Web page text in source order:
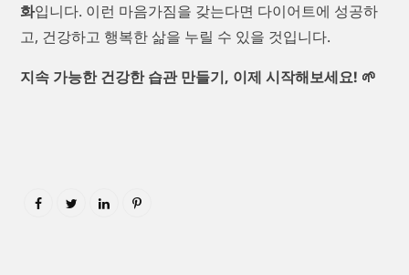
화입니다. 이런 마음가짐을 갖는다면 다이어트에 성공하
고, 건강하고 행복한 삶을 누릴 수 있을 것입니다.
지속 가능한 건강한 습관 만들기, 이제 시작해보세요! 🌱